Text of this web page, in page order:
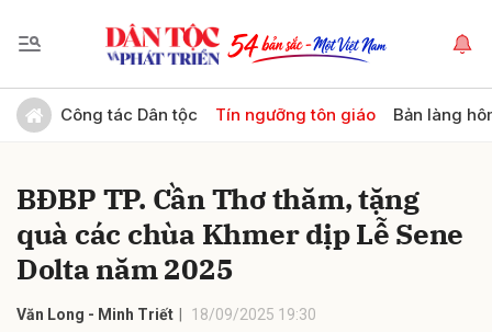
Công tác Dân tộc Tín ngưỡng tôn giáo Bản làng
BĐBP TP. Cần Thơ thăm, tặng
quà các chùa Khmer dịp Lễ Sene
Dolta năm 2025
Văn Long - Minh Triết 18/09/2025 19:30
Gửi bình luận